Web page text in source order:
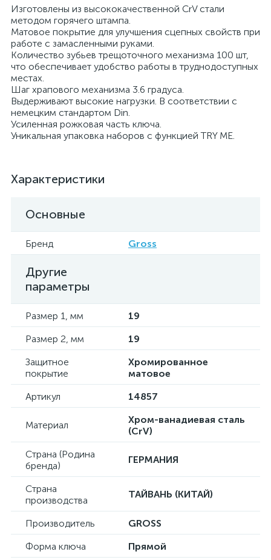
Изготовлены из высококачественной CrV стали
методом горячего штампа.
Матовое покрытие для улучшения сцепных свойств при
работе с замасленными руками.
Количество зубьев трещоточного механизма 100 шт,
что обеспечивает удобство работы в труднодоступных
местах.
Шаг храпового механизма 3.6 градуса.
Выдерживают высокие нагрузки. В соответствии с
немецким стандартом Din.
Усиленная рожковая часть ключа.
Уникальная упаковка наборов с функцией TRY ME.
Характеристики
Основные
Бренд Gross
Другие
параметры
Размер 1, мм
19
Размер 2, мм
19
Защитное
покрытие
Хромированное
матовое
Артикул
14857
Материал
Хром-ванадиевая сталь
(CrV)
Страна (Родина
бренда)
ГЕРМАНИЯ
Страна
производства
ТАЙВАНЬ (КИТАЙ)
Производитель
GROSS
Форма ключа
Прямой